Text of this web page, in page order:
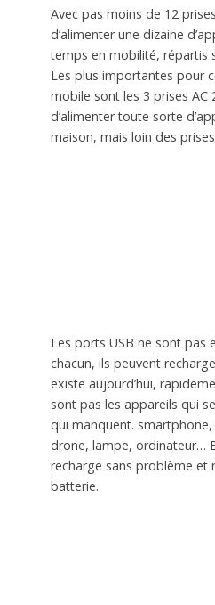
Avec pas moins de 12
d’alimenter une dizaine
temps en mobilité, répartis
Les plus importantes pour
mobile sont les 3 prises AC
d’alimenter toute sorte
maison, mais loin des
Les ports USB ne sont pas
chacun, ils peuvent
existe aujourd’hui,
sont pas les appareils qui
qui manquent.
drone, lampe, ordinateur…
recharge sans problème et
batterie.